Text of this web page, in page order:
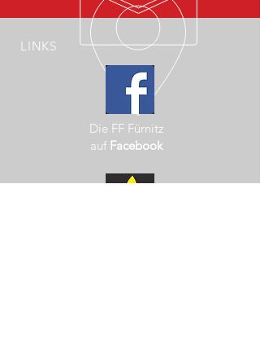
LINKS
Die FF Fürnitz
auf Facebook